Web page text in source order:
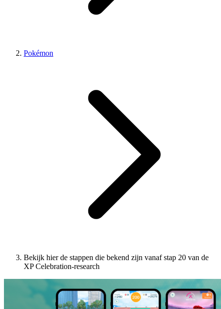
Pokémon
Bekijk hier de stappen die bekend zijn vanaf stap 20 van de
XP Celebration-research